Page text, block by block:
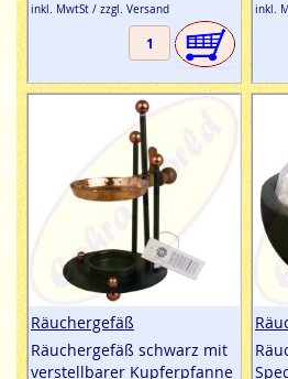
inkl. MwtSt / zzgl. Versand inkl.
Räuchergefäß
Räuchergefäß schwarz mit
verstellbarer Kupferpfanne